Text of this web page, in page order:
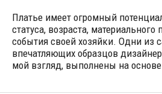
Платье имеет огромный
статуса, возраста, материального
события своей хозяйки. Одни из
впечатляющих образцов
мой взгляд, выполнены на